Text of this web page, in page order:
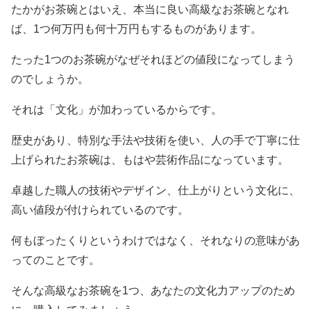
たかがお茶碗とはいえ、本当に良い高級なお茶碗となれ
ば、1つ何万円も何十万円もするものがあります。
たった1つのお茶碗がなぜそれほどの値段になってしまう
のでしょうか。
それは「文化」が加わっているからです。
歴史があり、特別な手法や技術を使い、人の手で丁寧に仕
上げられたお茶碗は、もはや芸術作品になっています。
卓越した職人の技術やデザイン、仕上がりという文化に、
高い値段が付けられているのです。
何もぼったくりというわけではなく、それなりの意味があ
ってのことです。
そんな高級なお茶碗を1つ、あなたの文化力アップのため